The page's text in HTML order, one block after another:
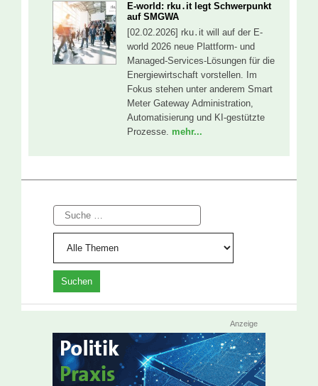
E-world: rku․it legt Schwerpunkt
auf SMGWA
[02.02.2026] rku․it will auf der E-
world 2026 neue Plattform- und
Managed-Services-Lösungen für die
Energiewirtschaft vorstellen. Im
Fokus stehen unter anderem Smart
Meter Gateway Administration,
Automatisierung und KI-gestützte
Prozesse. mehr...
Suche
Anzeige